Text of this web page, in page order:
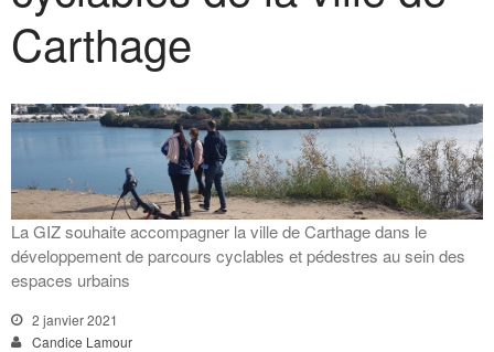
Carthage
La GIZ souhaite accompagner la ville de Carthage dans le
développement de parcours cyclables et pédestres au sein des
espaces urbains
2 janvier 2021
Candice Lamour